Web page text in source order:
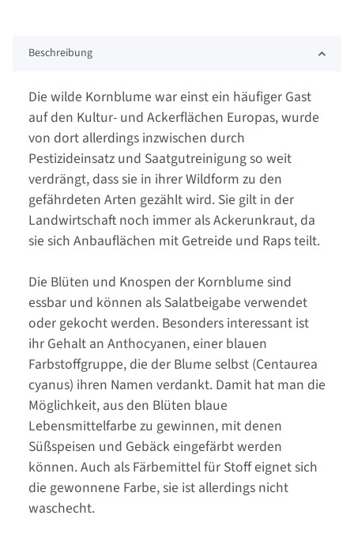
Beschreibung
Die wilde Kornblume war einst ein häufiger Gast
auf den Kultur- und Ackerflächen Europas, wurde
von dort allerdings inzwischen durch
Pestizideinsatz und Saatgutreinigung so weit
verdrängt, dass sie in ihrer Wildform zu den
gefährdeten Arten gezählt wird. Sie gilt in der
Landwirtschaft noch immer als Ackerunkraut, da
sie sich Anbauflächen mit Getreide und Raps teilt.
Die Blüten und Knospen der Kornblume sind
essbar und können als Salatbeigabe verwendet
oder gekocht werden. Besonders interessant ist
ihr Gehalt an Anthocyanen, einer blauen
Farbstoffgruppe, die der Blume selbst (Centaurea
cyanus) ihren Namen verdankt. Damit hat man die
Möglichkeit, aus den Blüten blaue
Lebensmittelfarbe zu gewinnen, mit denen
Süßspeisen und Gebäck eingefärbt werden
können. Auch als Färbemittel für Stoff eignet sich
die gewonnene Farbe, sie ist allerdings nicht
waschecht.